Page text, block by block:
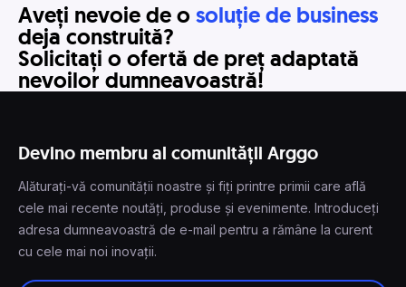
Aveți nevoie de o soluție de business
deja construită?
Solicitați o ofertă de preț adaptată
nevoilor dumneavoastră!
Devino membru al comunității Arggo
Alăturați-vă comunității noastre și fiți printre primii care află
cele mai recente noutăți, produse și evenimente. Introduceți
adresa dumneavoastră de e-mail pentru a rămâne la curent
cu cele mai noi inovații.